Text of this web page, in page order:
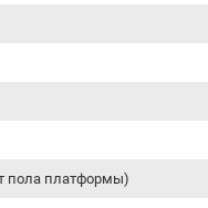
пола платформы)